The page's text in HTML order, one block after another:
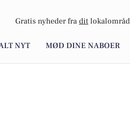
Gratis nyheder fra dit
NYT MØD DINE NABOER